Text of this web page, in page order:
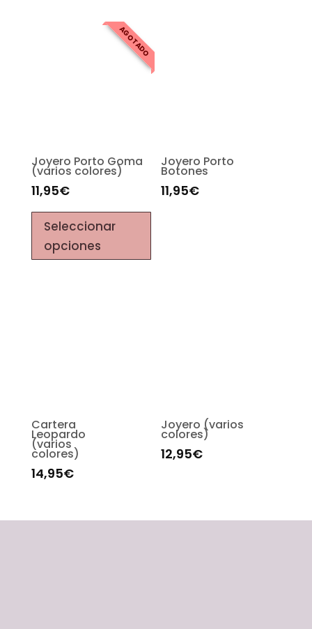
AGOTADO
Joyero Porto Goma
(varios colores)
11,95€
Seleccionar
opciones
Joyero Porto
Botones
11,95€
Cartera
Leopardo
(varios
colores)
14,95€
Joyero (varios
colores)
12,95€